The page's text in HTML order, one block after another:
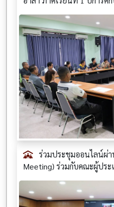
ร่วมประชุมออนไลน์ผ่
Meeting) ร่วมกับคณะผู้ปร